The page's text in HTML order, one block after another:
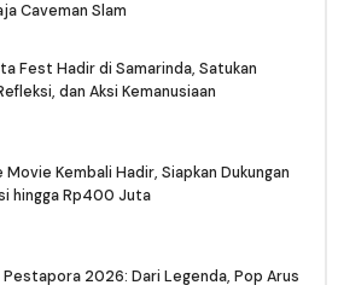
Caveman Slam
Fest Hadir di Samarinda, Satukan
dan Aksi Kemanusiaan
Movie Kembali Hadir, Siapkan Dukungan
hingga Rp400 Juta
Pestapora 2026: Dari Legenda, Pop Arus